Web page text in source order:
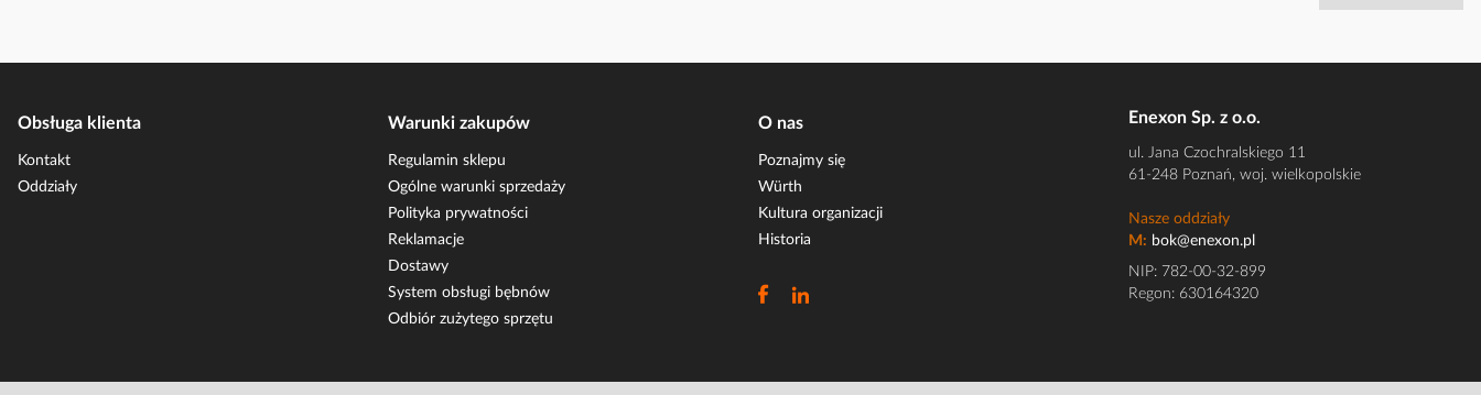
Obsługa klienta
Kontakt
Oddziały
Warunki zakupów
Regulamin sklepu
Ogólne warunki sprzedaży
Polityka prywatności
Reklamacje
Dostawy
System obsługi bębnów
Odbiór zużytego sprzętu
O nas
Poznajmy się
Würth
Kultura organizacji
Historia
Enexon Sp. z o.o.
ul. Jana Czochralskiego 11
61-248 Poznań, woj. wielkopolskie
Nasze oddziały
M: bok@enexon.pl
NIP: 782-00-32-899
Regon: 630164320